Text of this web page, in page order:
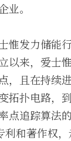
业。
惟发力储能
以来，爱士
，且在持续
拓扑电路，
点追踪算法
利和著作权